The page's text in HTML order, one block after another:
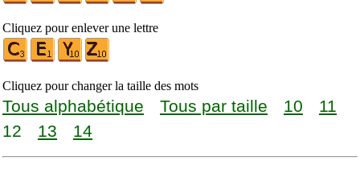
Cliquez pour enlever une lettre
Cliquez pour changer la taille des mots
Tous alphabétique Tous par taille 10
11
12
13 14